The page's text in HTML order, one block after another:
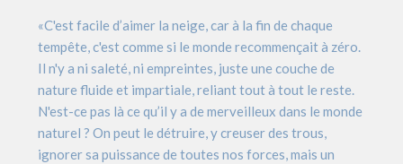
«C'est facile d’aimer la neige, car à la fin de chaque
tempête, c'est comme si le monde recommençait à zéro.
Il n'y a ni saleté, ni empreintes, juste une couche de
nature fluide et impartiale, reliant tout à tout le reste.
N'est-ce pas là ce qu’il y a de merveilleux dans le monde
naturel ? On peut le détruire, y creuser des trous,
ignorer sa puissance de toutes nos forces, mais un